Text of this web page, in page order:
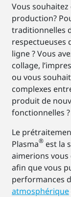
Vous
production?
traditionnelles
respectueuses
ligne ? Vous
collage,
ou vous
complexes
produit de
fonctionnelles ?
Le
Plasma® est la
aimerions
afin que vous
performances
atmosphérique